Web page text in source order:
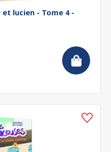
lucien - Tome 4 -